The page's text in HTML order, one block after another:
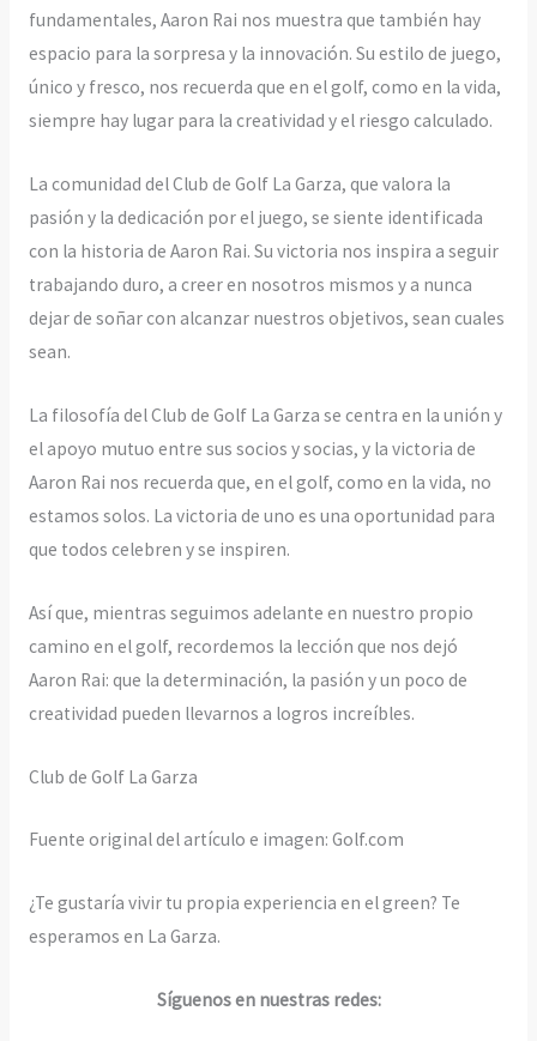
fundamentales, Aaron Rai nos muestra que también hay
espacio para la sorpresa y la innovación. Su estilo de juego,
único y fresco, nos recuerda que en el golf, como en la vida,
siempre hay lugar para la creatividad y el riesgo calculado.
La comunidad del Club de Golf La Garza, que valora la
pasión y la dedicación por el juego, se siente identificada
con la historia de Aaron Rai. Su victoria nos inspira a seguir
trabajando duro, a creer en nosotros mismos y a nunca
dejar de soñar con alcanzar nuestros objetivos, sean cuales
sean.
La filosofía del Club de Golf La Garza se centra en la unión y
el apoyo mutuo entre sus socios y socias, y la victoria de
Aaron Rai nos recuerda que, en el golf, como en la vida, no
estamos solos. La victoria de uno es una oportunidad para
que todos celebren y se inspiren.
Así que, mientras seguimos adelante en nuestro propio
camino en el golf, recordemos la lección que nos dejó
Aaron Rai: que la determinación, la pasión y un poco de
creatividad pueden llevarnos a logros increíbles.
Club de Golf La Garza
Fuente original del artículo e imagen: Golf.com
¿Te gustaría vivir tu propia experiencia en el green? Te
esperamos en La Garza.
Síguenos en nuestras redes: